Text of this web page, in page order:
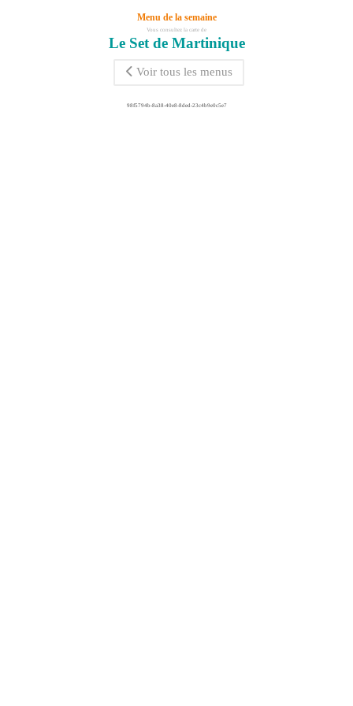
Menu de la semaine
Vous consultez la carte de
Le Set de Martinique
Voir tous les menus
98f5794b-8a38-40e8-8ded-23c4b9e0c5e7